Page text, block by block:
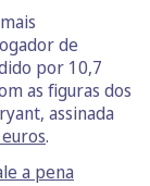
de
por 10,7
as figuras dos
assinada
.
a pena